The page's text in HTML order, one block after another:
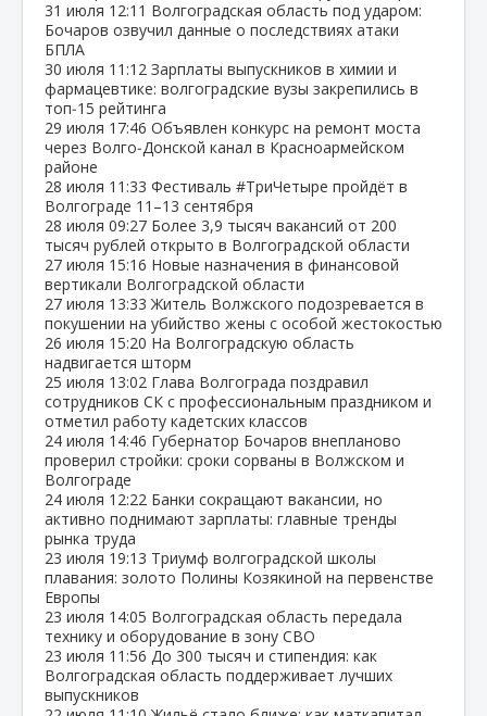
31 июля 12:11 Волгоградская область под ударом:
Бочаров озвучил данные о последствиях атаки
БПЛА
30 июля 11:12 Зарплаты выпускников в химии и
фармацевтике: волгоградские вузы закрепились в
топ‑15 рейтинга
29 июля 17:46 Объявлен конкурс на ремонт моста
через Волго‑Донской канал в Красноармейском
районе
28 июля 11:33 Фестиваль #ТриЧетыре пройдёт в
Волгограде 11–13 сентября
28 июля 09:27 Более 3,9 тысяч вакансий от 200
тысяч рублей открыто в Волгоградской области
27 июля 15:16 Новые назначения в финансовой
вертикали Волгоградской области
27 июля 13:33 Житель Волжского подозревается в
покушении на убийство жены с особой жестокостью
26 июля 15:20 На Волгоградскую область
надвигается шторм
25 июля 13:02 Глава Волгограда поздравил
сотрудников СК с профессиональным праздником и
отметил работу кадетских классов
24 июля 14:46 Губернатор Бочаров внепланово
проверил стройки: сроки сорваны в Волжском и
Волгограде
24 июля 12:22 Банки сокращают вакансии, но
активно поднимают зарплаты: главные тренды
рынка труда
23 июля 19:13 Триумф волгоградской школы
плавания: золото Полины Козякиной на первенстве
Европы
23 июля 14:05 Волгоградская область передала
технику и оборудование в зону СВО
23 июля 11:56 До 300 тысяч и стипендия: как
Волгоградская область поддерживает лучших
выпускников